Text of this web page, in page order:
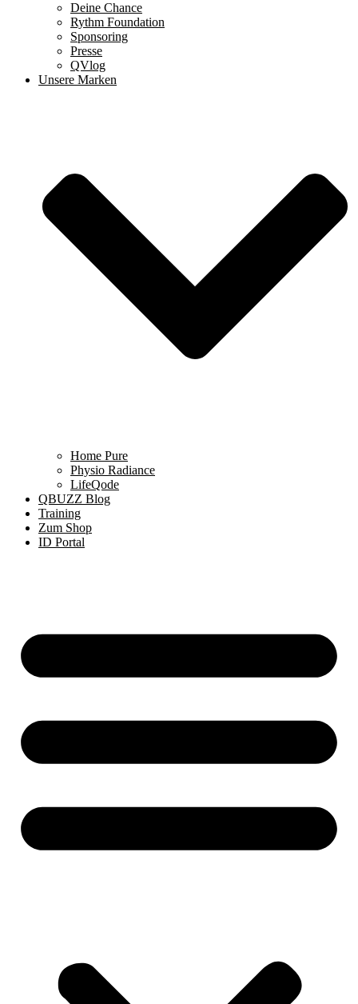
Deine Chance
Rythm Foundation
Sponsoring
Presse
QVlog
Unsere Marken
Home Pure
Physio Radiance
LifeQode
QBUZZ Blog
Training
Zum Shop
ID Portal